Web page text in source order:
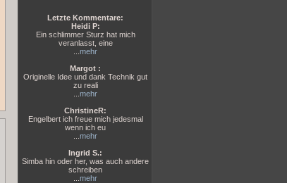
Letzte Kommentare:
Heidi P:
Ein schlimmer Sturz hat mich
veranlasst, eine
mehr
Margot :
Originelle Idee und dank Technik gut
zu reali
mehr
ChristineR:
Engelbert ich freue mich jedesmal
wenn ich eu
mehr
Ingrid S.:
Simba hin oder her, was auch andere
schreiben
mehr